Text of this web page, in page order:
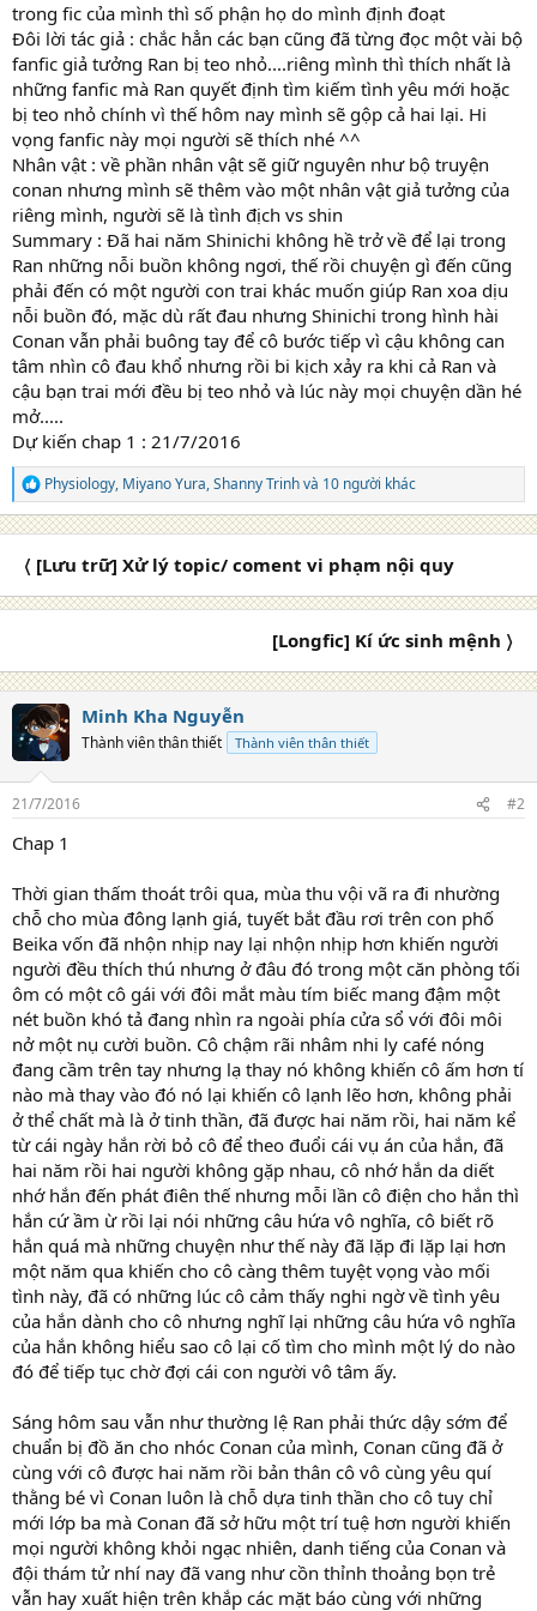
trong fic của mình thì số phận họ do mình định đoạt
Đôi lời tác giả : chắc hẳn các bạn cũng đã từng đọc một vài bộ
fanfic giả tưởng Ran bị teo nhỏ....riêng mình thì thích nhất là
những fanfic mà Ran quyết định tìm kiếm tình yêu mới hoặc
bị teo nhỏ chính vì thế hôm nay mình sẽ gộp cả hai lại. Hi
vọng fanfic này mọi người sẽ thích nhé ^^
Nhân vật : về phần nhân vật sẽ giữ nguyên như bộ truyện
conan nhưng mình sẽ thêm vào một nhân vật giả tưởng của
riêng mình, người sẽ là tình địch vs shin
Summary : Đã hai năm Shinichi không hề trở về để lại trong
Ran những nỗi buồn không ngơi, thế rồi chuyện gì đến cũng
phải đến có một người con trai khác muốn giúp Ran xoa dịu
nỗi buồn đó, mặc dù rất đau nhưng Shinichi trong hình hài
Conan vẫn phải buông tay để cô bước tiếp vì cậu không can
tâm nhìn cô đau khổ nhưng rồi bi kịch xảy ra khi cả Ran và
cậu bạn trai mới đều bị teo nhỏ và lúc này mọi chuyện dần hé
mở.....
Dự kiến chap 1 : 21/7/2016
R
e
a
o
Physiology, Miyano Yura,Shanny Trinhvà 10 người khác
〈 [Lưu trữ] Xử lý topic/ coment vi phạm nội quy
[Longfic] Kí ức sinh mệnh 〉
Minh Kha Nguyễn
Thành viên thân thiết Thành viên thân thiết
21/7/2016 #2
Chap 1
Thời gian thấm thoát trôi qua, mùa thu vội vã ra đi nhường
chỗ cho mùa đông lạnh giá, tuyết bắt đầu rơi trên con phố
Beika vốn đã nhộn nhịp nay lại nhộn nhịp hơn khiến người
người đều thích thú nhưng ở đâu đó trong một căn phòng tối
ôm có một cô gái với đôi mắt màu tím biếc mang đậm một
nét buồn khó tả đang nhìn ra ngoài phía cửa sổ với đôi môi
nở một nụ cười buồn. Cô chậm rãi nhâm nhi ly café nóng
đang cầm trên tay nhưng lạ thay nó không khiến cô ấm hơn tí
nào mà thay vào đó nó lại khiến cô lạnh lẽo hơn, không phải
ở thể chất mà là ở tinh thần, đã được hai năm rồi, hai năm kể
từ cái ngày hắn rời bỏ cô để theo đuổi cái vụ án của hắn, đã
hai năm rồi hai người không gặp nhau, cô nhớ hắn da diết
nhớ hắn đến phát điên thế nhưng mỗi lần cô điện cho hắn thì
hắn cứ ầm ừ rồi lại nói những câu hứa vô nghĩa, cô biết rõ
hắn quá mà những chuyện như thế này đã lặp đi lặp lại hơn
một năm qua khiến cho cô càng thêm tuyệt vọng vào mối
tình này, đã có những lúc cô cảm thấy nghi ngờ về tình yêu
của hắn dành cho cô nhưng nghĩ lại những câu hứa vô nghĩa
của hắn không hiểu sao cô lại cố tìm cho mình một lý do nào
đó để tiếp tục chờ đợi cái con người vô tâm ấy.
Sáng hôm sau vẫn như thường lệ Ran phải thức dậy sớm để
chuẩn bị đồ ăn cho nhóc Conan của mình, Conan cũng đã ở
cùng với cô được hai năm rồi bản thân cô vô cùng yêu quí
thằng bé vì Conan luôn là chỗ dựa tinh thần cho cô tuy chỉ
mới lớp ba mà Conan đã sở hữu một trí tuệ hơn người khiến
mọi người không khỏi ngạc nhiên, danh tiếng của Conan và
đội thám tử nhí nay đã vang như cồn thỉnh thoảng bọn trẻ
vẫn hay xuất hiện trên khắp các mặt báo cùng với những